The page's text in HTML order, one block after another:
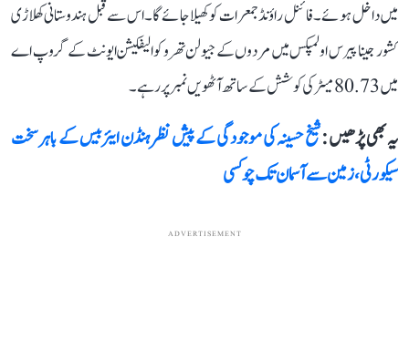
میں داخل ہوئے۔ فائنل راؤنڈ جمعرات کو کھیلا جائے گا۔ اس سے قبل ہندوستانی کھلاڑی
کشور جینا پیرس اولمپکس میں مردوں کے جیولن تھرو کوالیفکیشن ایونٹ کے گروپ اے
میں 80.73 میٹر کی کوشش کے ساتھ آٹھویں نمبر پر رہے۔
یہ بھی پڑھیں :شیخ حسینہ کی موجودگی کے پیش نظر ہنڈن ایئربیس کے باہر سخت
سیکورٹی، زمین سے آسمان تک چوکسی
ADVERTISEMENT